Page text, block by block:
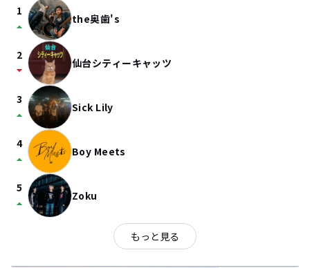
1
arrow_drop_up the奥歯's
2
arrow_drop_down 仙台シティーキャッツ
3
arrow_drop_up Sick Lily
4
arrow_drop_up Boy Meets
5
arrow_drop_up Zoku
もっと見る